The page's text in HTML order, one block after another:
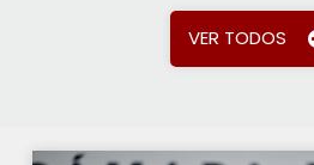
VER TODOS